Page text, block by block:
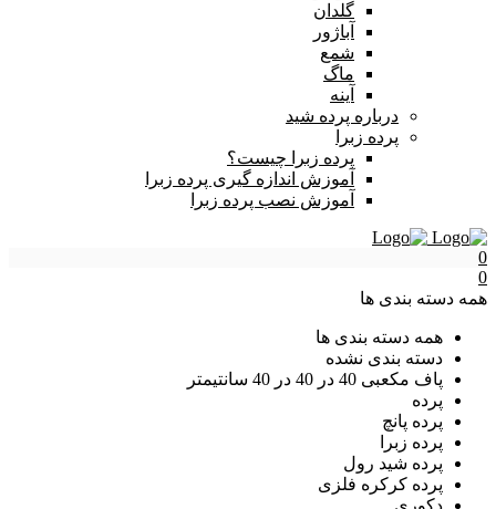
گلدان
آباژور
شمع
ماگ
آینه
درباره پرده شید
پرده زبرا
پرده زبرا چیست؟
آموزش اندازه گیری پرده زبرا
آموزش نصب پرده زبرا
0
0
همه دسته بندی ها
همه دسته بندی ها
دسته بندی نشده
پاف مکعبی 40 در 40 در 40 سانتیمتر
پرده
پرده پانچ
پرده زبرا
پرده شید رول
پرده کرکره فلزی
دکوری